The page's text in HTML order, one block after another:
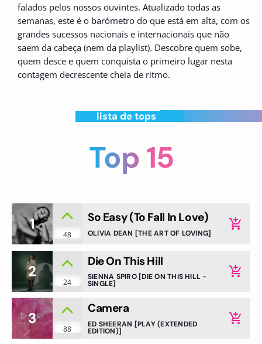
falados pelos nossos ouvintes. Atualizado todas as
semanas, este é o barómetro do que está em alta, com os
grandes sucessos nacionais e internacionais que não
saem da cabeça (nem da playlist). Descobre quem sobe,
quem desce e quem conquista o primeiro lugar nesta
contagem decrescente cheia de ritmo.
lista de tops
Top 15
1
48
So Easy (To Fall In Love)
OLIVIA DEAN [THE ART OF LOVING]
add_shopping_cart
2
24
Die On This Hill
SIENNA SPIRO [DIE ON THIS HILL -
SINGLE]
add_shopping_cart
3
88
Camera
ED SHEERAN [PLAY (EXTENDED
EDITION)]
add_shopping_cart